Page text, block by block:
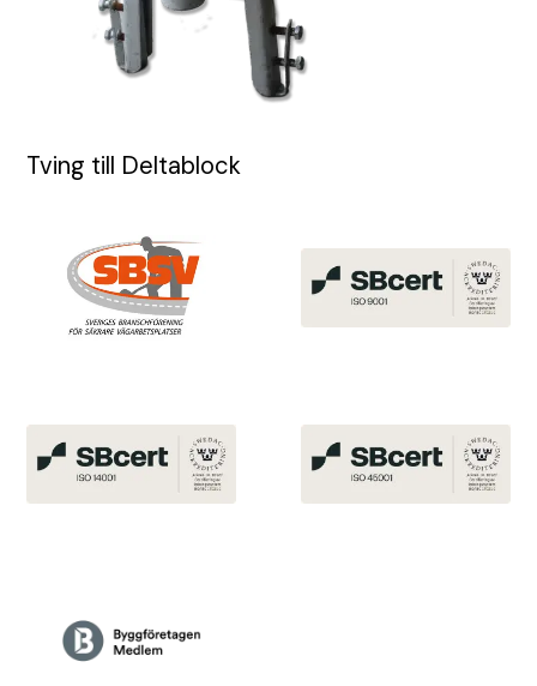
Tving till Deltablock